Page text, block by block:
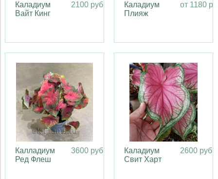
Каладиум
Вайт Кинг
2100 руб
Каладиум
Плияж
от 1180
Калладиум
Ред Флеш
3600 руб
Каладиум
Свит Харт
2600 руб